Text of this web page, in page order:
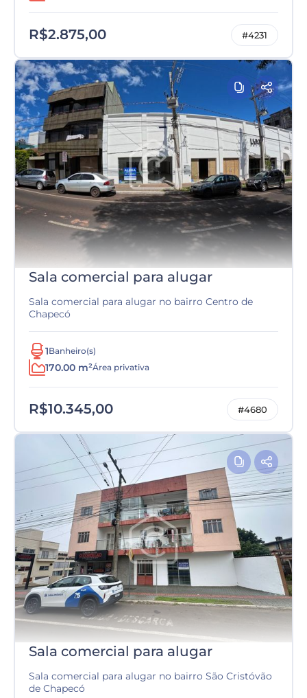
R$2.875,00 #4231
Sala comercial para alugar
Sala comercial para alugar no bairro Centro de
Chapecó
1Banheiro(s)
170.00 m²Área privativa
R$10.345,00 #4680
Sala comercial para alugar
Sala comercial para alugar no bairro São Cristóvão
de Chapecó